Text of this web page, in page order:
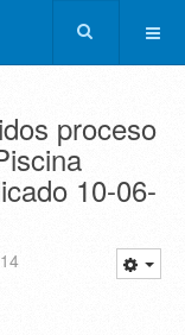
proceso
10-06-